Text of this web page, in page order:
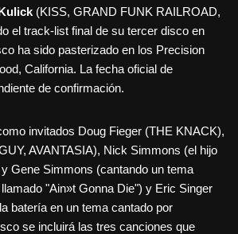
(KISS, GRAND FUNK RAILROAD,
el track-list final de su tercer disco en
ha sido pasterizado en los Precision
California. La fecha oficial de
de confirmación.
invitados Doug Fieger (THE KNACK),
AVANTASIA), Nick Simmons (el hijo
Gene Simmons (cantando un tema
"Ain»t Gonna Die") y Eric Singer
batería en un tema cantado por
se incluirá las tres canciones que